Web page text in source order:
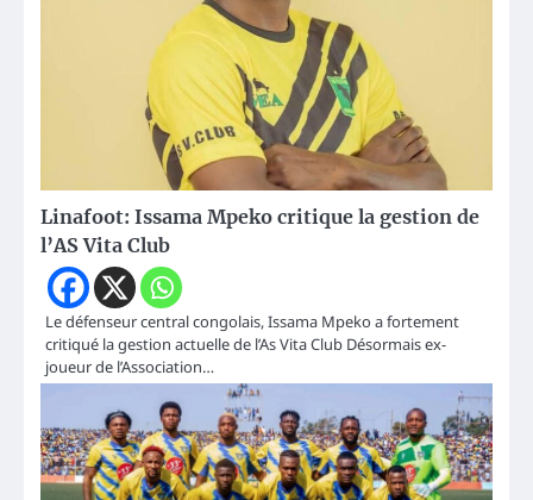
Linafoot: Issama Mpeko critique la gestion de
l’AS Vita Club
Le défenseur central congolais, Issama Mpeko a fortement
critiqué la gestion actuelle de l’As Vita Club Désormais ex-
joueur de l’Association…